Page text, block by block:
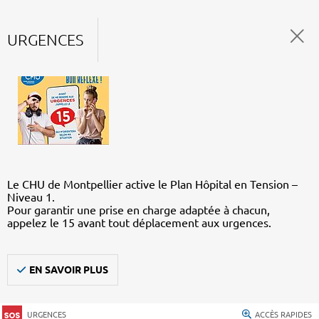
URGENCES
Le CHU de Montpellier active le Plan Hôpital en Tension –
Niveau 1.
Pour garantir une prise en charge adaptée à chacun,
appelez le 15 avant tout déplacement aux urgences.
EN SAVOIR PLUS
URGENCES ACCÈS RAPIDES